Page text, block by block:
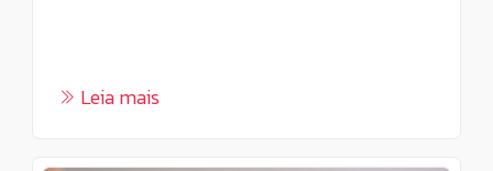
Leia mais